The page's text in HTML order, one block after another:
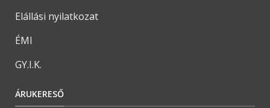
Elállási nyilatkozat
ÉMI
GY.I.K.
ÁRUKERESŐ